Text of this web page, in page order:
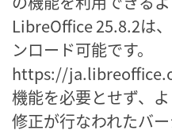
LibreOffice 25.8.2は
ンロード可能です。
https://
機能を必要とせず、
修正が行なわれたバ